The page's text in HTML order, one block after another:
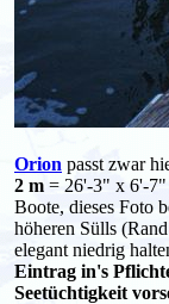
Orion passt zwar
2 m = 26'-3" x 6'-7"
Boote, dieses Foto
höheren Sülls
elegant niedrig
Eintrag in's
Seetüchtigkeit